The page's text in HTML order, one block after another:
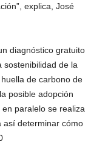
explica, José
diagnóstico gratuito
sostenibilidad de la
de carbono de
posible adopción
paralelo se realiza
así determinar cómo